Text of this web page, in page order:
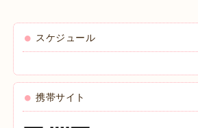
スケジュール
携帯サイト